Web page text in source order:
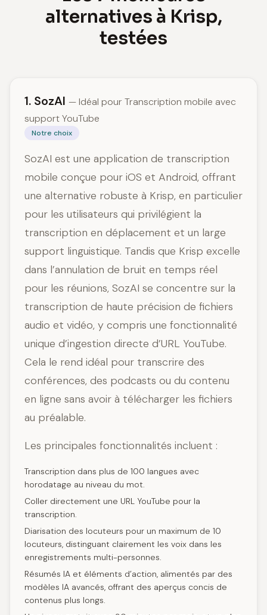
alternatives à Krisp,
testées
1. SozAI — Idéal pour Transcription mobile avec
support YouTube
Notre choix
SozAI est une application de transcription
mobile conçue pour iOS et Android, offrant
une alternative robuste à Krisp, en particulier
pour les utilisateurs qui privilégient la
transcription en déplacement et un large
support linguistique. Tandis que Krisp excelle
dans l’annulation de bruit en temps réel
pour les réunions, SozAI se concentre sur la
transcription de haute précision de fichiers
audio et vidéo, y compris une fonctionnalité
unique d’ingestion directe d’URL YouTube.
Cela le rend idéal pour transcrire des
conférences, des podcasts ou du contenu
en ligne sans avoir à télécharger les fichiers
au préalable.
Les principales fonctionnalités incluent :
Transcription dans plus de 100 langues avec
horodatage au niveau du mot.
Coller directement une URL YouTube pour la
transcription.
Diarisation des locuteurs pour un maximum de 10
locuteurs, distinguant clairement les voix dans les
enregistrements multi-personnes.
Résumés IA et éléments d’action, alimentés par des
modèles IA avancés, offrant des aperçus concis de
contenus plus longs.